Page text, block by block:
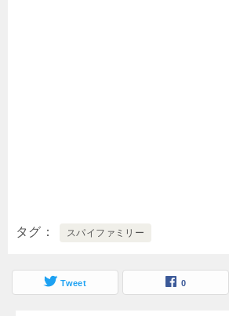
タグ スパイファミリー
Tweet 0